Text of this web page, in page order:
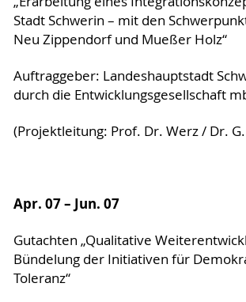
Stadt Schwerin – mit den
Neu Zippendorf und Mueßer Holz“
Auftraggeber: Landeshauptstadt
durch die Entwicklungsgesellschaft
(Projektleitung: Prof. Dr. Werz / Dr.
Apr. 07 – Jun. 07
Gutachten „Qualitative
Bündelung der Initiativen für
Toleranz“